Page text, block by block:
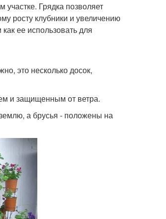
участке. Грядка позволяет
росту клубники и увеличению
ее использовать для
это несколько досок,
и защищенным от ветра.
а брусья - положены на